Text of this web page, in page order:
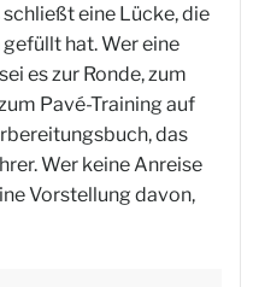
eine Lücke, die
hat. Wer eine
es zur Ronde, zum
Pavé-Training auf
das
Wer keine Anreise
Vorstellung davon,